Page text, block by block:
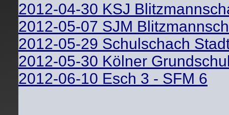
2012-04-30 KSJ
2012-05-07 SJM
2012-05-29 Schulschach
2012-05-30 Kölner
2012-06-10 Esch 3 - SFM 6